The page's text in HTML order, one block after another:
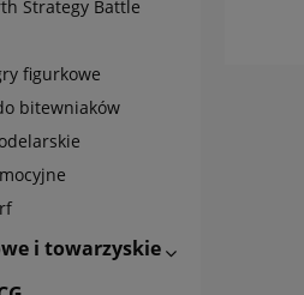
Strategy Battle
figurkowe
bitewniaków
i towarzyskie